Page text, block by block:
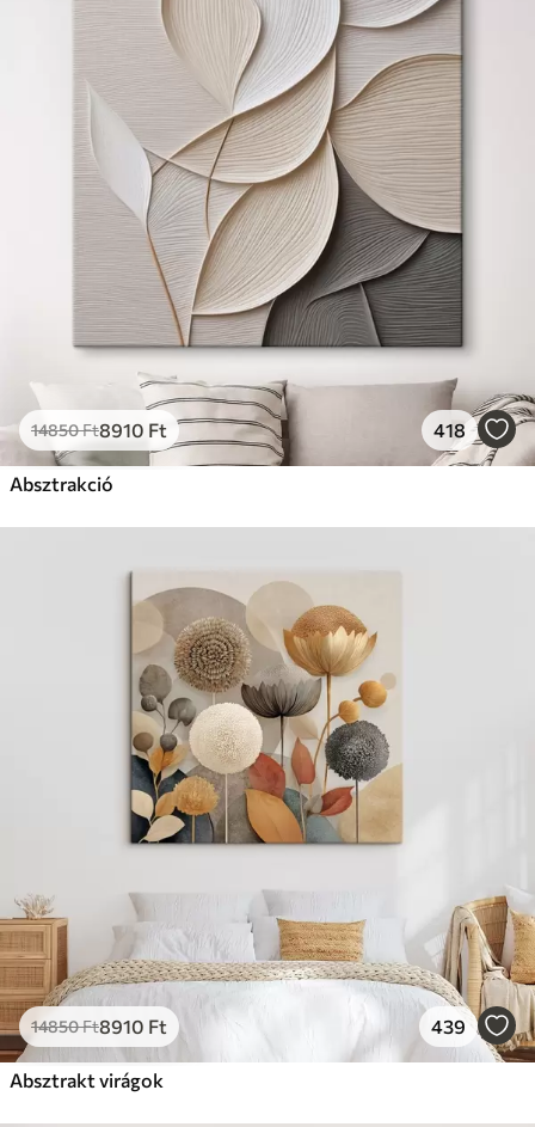
14850Ft8910 Ft 418
Absztrakció
14850Ft8910 Ft 439
Absztrakt virágok